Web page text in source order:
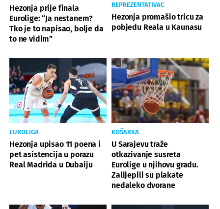
Hezonja prije finala
Eurolige: “Ja nestanem?
Tko je to napisao, bolje da
to ne vidim”
REPREZENTATIVAC
Hezonja promašio tricu za
pobjedu Reala u Kaunasu
EUROLIGA
Hezonja upisao 11 poena i
pet asistencija u porazu
Real Madrida u Dubaiju
KOŠARKA
U Sarajevu traže
otkazivanje susreta
Eurolige u njihovu gradu.
Zalijepili su plakate
nedaleko dvorane